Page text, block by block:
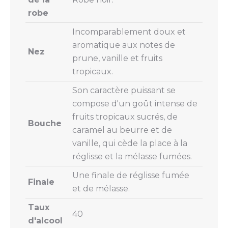
robe
Nez
Incomparablement doux et
aromatique aux notes de
prune, vanille et fruits
tropicaux.
Bouche
Son caractère puissant se
compose d'un goût intense de
fruits tropicaux sucrés, de
caramel au beurre et de
vanille, qui cède la place à la
réglisse et la mélasse fumées.
Finale
Une finale de réglisse fumée
et de mélasse.
Taux
d'alcool
40